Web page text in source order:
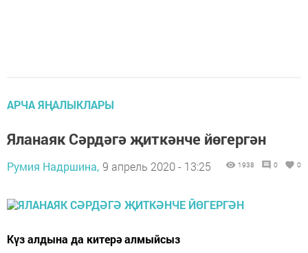
АРЧА ЯҢАЛЫКЛАРЫ
Яланаяк Сәрдәгә җиткәнче йөгергән
Румия Надршина, 9 апрель 2020 - 13:25 1938 0 0
Күз алдына да китерә алмыйсыз